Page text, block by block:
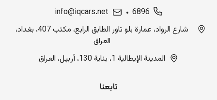
6896
info@iqcars.net
شارع الرواد، عمارة بلو تاور الطابق الرابع، مكتب 407، بغداد،
العراق
المدينة الإيطالية 1، بناية 130، أربيل، العراق
تابعنا